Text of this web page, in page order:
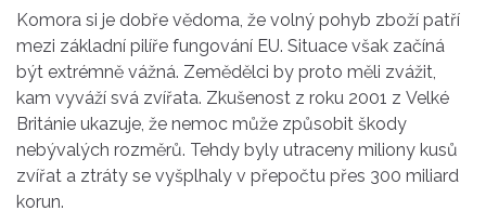
Komora si je dobře vědoma, že volný pohyb zboží patří
mezi základní pilíře fungování EU. Situace však začíná
být extrémně vážná. Zemědělci by proto měli zvážit,
kam vyváží svá zvířata. Zkušenost z roku 2001 z Velké
Británie ukazuje, že nemoc může způsobit škody
nebývalých rozměrů. Tehdy byly utraceny miliony kusů
zvířat a ztráty se vyšplhaly v přepočtu přes 300 miliard
korun.